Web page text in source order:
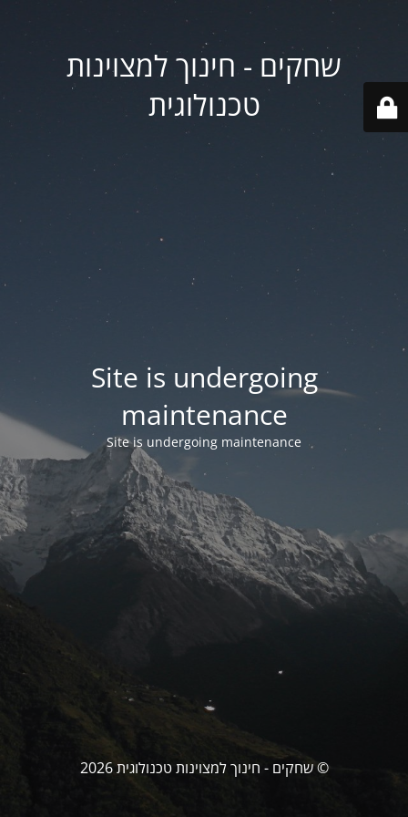
שחקים - חינוך למצוינות
טכנולוגית
Site is undergoing
maintenance
Site is undergoing maintenance
© שחקים - חינוך למצוינות טכנולוגית 2026